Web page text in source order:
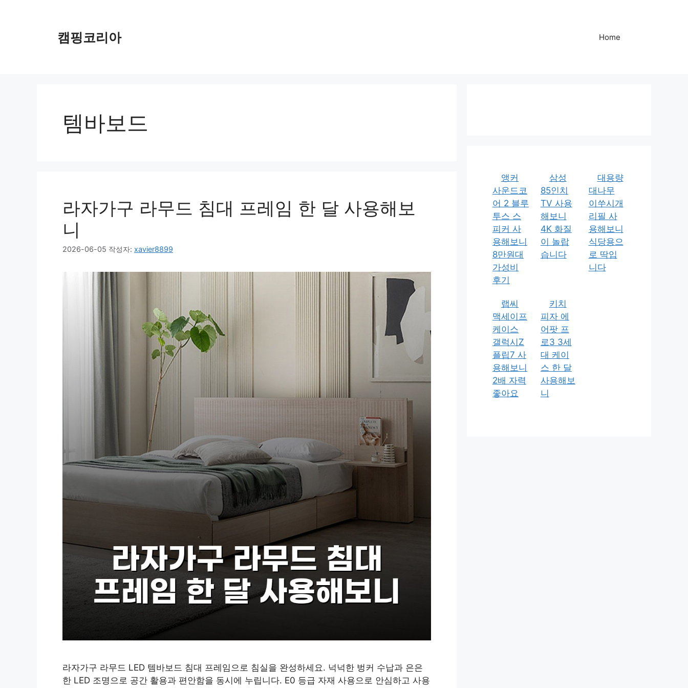
캠핑코리아 Home
템바보드
라자가구 라무드 침대 프레임 한 달 사용해보
니
2026-06-05 작성자: xavier8899
라자가구 라무드 LED 템바보드 침대 프레임으로 침실을 완성하세요. 넉넉한 벙커 수납과 은은
한 LED 조명으로 공간 활용과 편안함을 동시에 누립니다. E0 등급 자재 사용으로 안심하고 사용
앵커
사운드코
어 2 블루
투스 스
피커 사
용해보니
8만원대
가성비
후기
삼성
85인치
TV 사용
해보니
4K 화질
이 놀랍
습니다
대용량
대나무
이쑤시개
리필 사
용해보니
식당용으
로 딱입
니다
랩씨
맥세이프
케이스
갤럭시Z
플립7 사
용해보니
2배 자력
좋아요
키치
피자 에
어팟 프
로3 3세
대 케이
스 한 달
사용해보
니